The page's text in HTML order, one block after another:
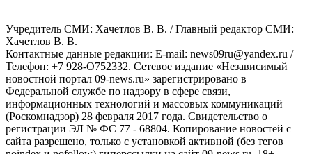
Учредитель СМИ: Хaчeтлoв B. B. / Главный редактор СМИ:
Хaчeтлoв B. B.
Контактные данные редакции: E-mail: news09ru@yandex.ru /
Телефон: +7 928-O752332. Сетевое издание «Независимый
новостной портал 09-news.ru» зарегистрировано в
Федеральной службе по надзору в сфере связи,
информационных технологий и массовых коммуникаций
(Роскомнадзор) 28 февраля 2017 года. Свидетельство о
регистрации ЭЛ № ФС 77 - 68804. Копирование новостей с
сайта разрешено, только с установкой активной (без тегов